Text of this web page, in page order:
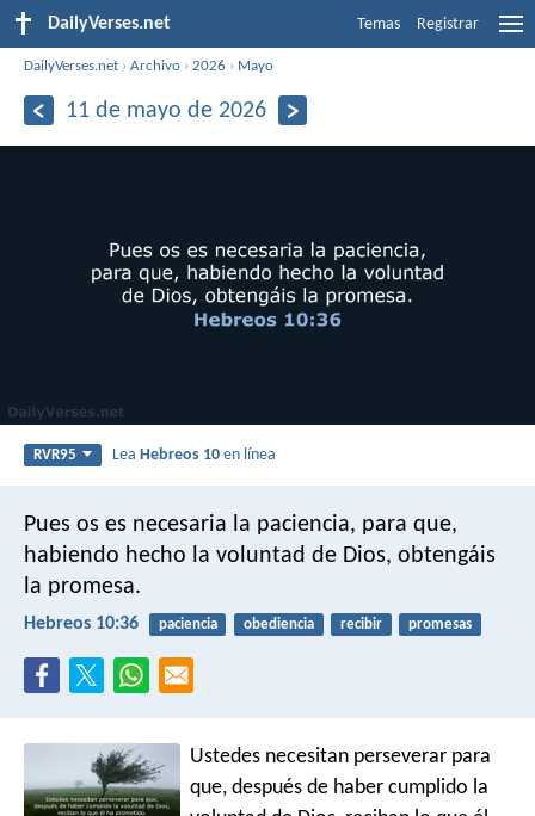
DailyVerses.net Temas Registrar
DailyVerses.net ›Archivo ›2026 › Mayo
11 de mayo de 2026
RVR95 LeaHebreos 10 en línea
Pues os es necesaria la paciencia, para que,
habiendo hecho la voluntad de Dios, obtengáis
la promesa.
Hebreos 10:36 paciencia obediencia recibir promesas
Ustedes necesitan perseverar para
que, después de haber cumplido la